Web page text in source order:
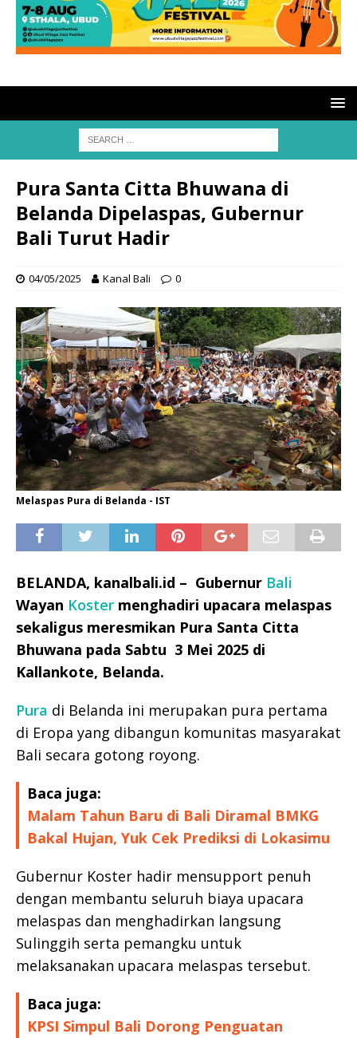
Pura Santa Citta Bhuwana di
Belanda Dipelaspas, Gubernur
Bali Turut Hadir
04/05/2025 Kanal Bali 0
Melaspas Pura di Belanda - IST
BELANDA, kanalbali.id – Gubernur Bali
Wayan Koster menghadiri upacara melaspas
sekaligus meresmikan Pura Santa Citta
Bhuwana pada Sabtu 3 Mei 2025 di
Kallankote, Belanda.
Pura di Belanda ini merupakan pura pertama
di Eropa yang dibangun komunitas masyarakat
Bali secara gotong royong.
Baca juga:
Malam Tahun Baru di Bali Diramal BMKG
Bakal Hujan, Yuk Cek Prediksi di Lokasimu
Gubernur Koster hadir mensupport penuh
dengan membantu seluruh biaya upacara
melaspas dan menghadirkan langsung
Sulinggih serta pemangku untuk
melaksanakan upacara melaspas tersebut.
Baca juga:
KPSI Simpul Bali Dorong Penguatan